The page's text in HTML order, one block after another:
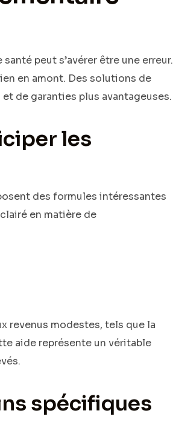
peut s’avérer être une erreur.
en amont. Des solutions de
de garanties plus avantageuses.
les
des formules intéressantes
en matière de
revenus modestes, tels que la
aide représente un véritable
spécifiques